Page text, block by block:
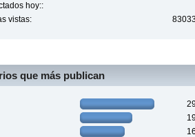
hoy::
vistas:
que más publican